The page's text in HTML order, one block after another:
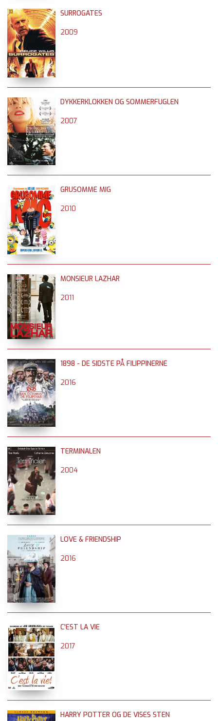
SURROGATES
2009
DYKKERKLOKKEN OG SOMMERFUGLEN
2007
GRUSOMME MIG
2010
MONSIEUR LAZHAR
2011
1898 - DE SIDSTE PÅ FILIPPINERNE
2016
TERMINALEN
2004
LOVE & FRIENDSHIP
2016
C'EST LA VIE
2017
HARRY POTTER OG DE VISES STEN